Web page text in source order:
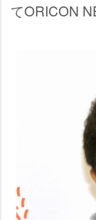
てORICON